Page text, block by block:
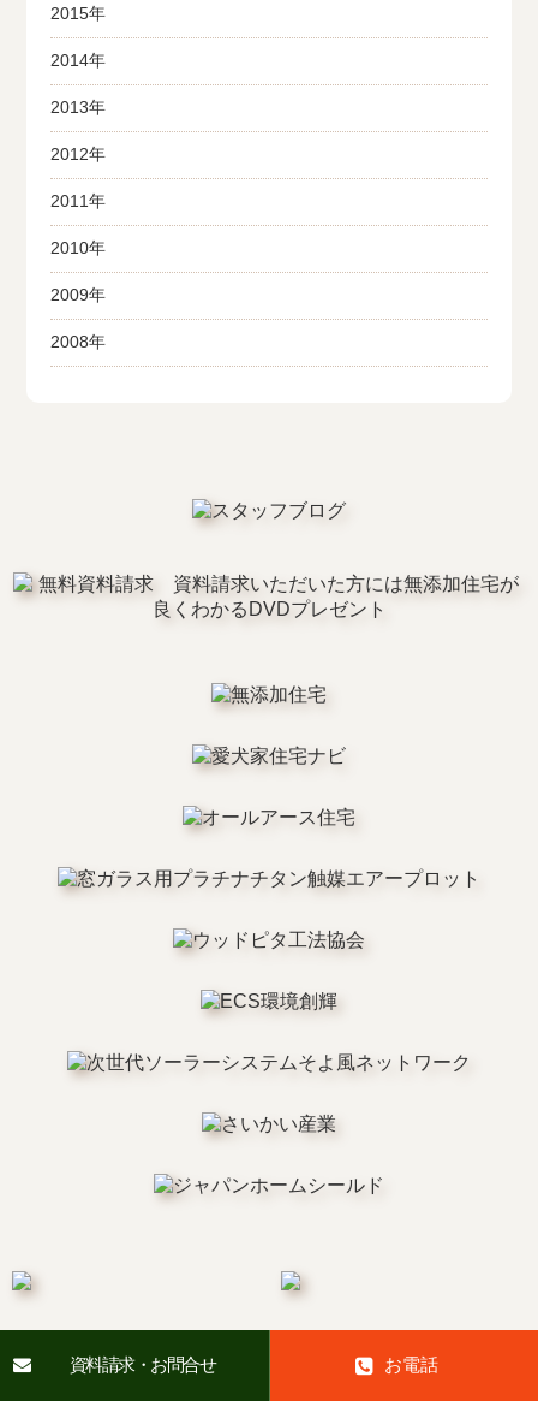
2015年
2014年
2013年
2012年
2011年
2010年
2009年
2008年
資料請求・お問合せ お電話